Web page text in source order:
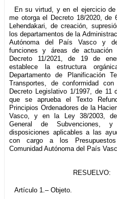
En su virtud, y en el ejercicio
me otorga el Decreto 18/2020, de
Lehendakari, de creación,
los departamentos de la
Autónoma del País Vasco y
funciones y áreas de
Decreto 11/2021, de 19 de
establece la estructura
Departamento de Planificación
Transportes, de conformidad
Decreto Legislativo 1/1997, de 11
que se aprueba el Texto
Principios Ordenadores de la
Vasco, y en la Ley 38/2003, de
General de Subvenciones,
disposiciones aplicables a las
con cargo a los
Comunidad Autónoma del País
RESUELVO:
Artículo 1.– Objeto.